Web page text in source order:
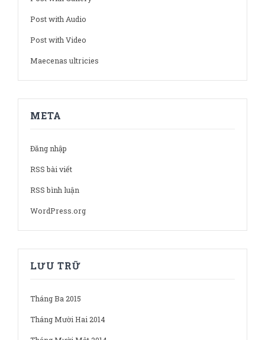
Post with Audio
Post with Video
Maecenas ultricies
META
Đăng nhập
RSS bài viết
RSS bình luận
WordPress.org
LƯU TRỮ
Tháng Ba 2015
Tháng Mười Hai 2014